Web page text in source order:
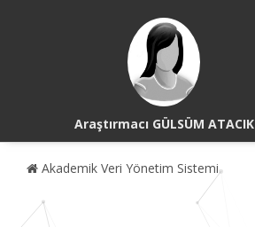
Araştırmacı GÜLSÜM ATACIK
Akademik Veri Yönetim Sistemi